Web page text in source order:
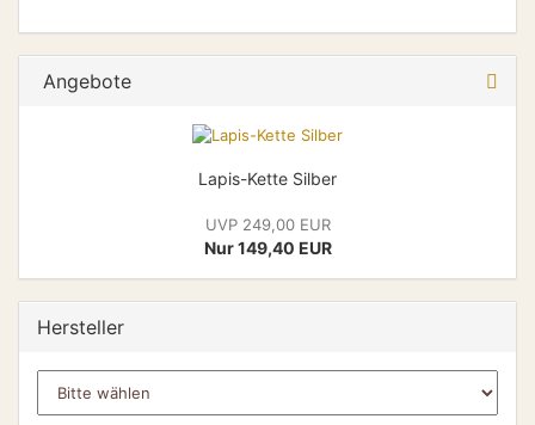
Angebote
Lapis-Kette Silber
UVP 249,00 EUR
Nur 149,40 EUR
Hersteller